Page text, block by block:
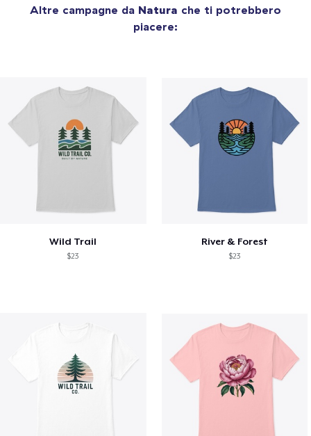
Altre campagne da Natura che ti potrebbero
piacere:
Wild Trail
$23
River & Forest
$23